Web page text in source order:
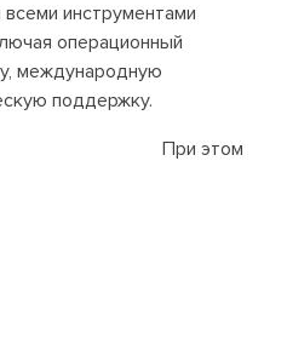
инструментами
операционный
международную
поддержку.
При этом